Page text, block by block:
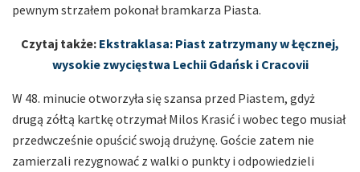
pewnym strzałem pokonał bramkarza Piasta.
Czytaj także: Ekstraklasa: Piast zatrzymany w Łęcznej,
wysokie zwycięstwa Lechii Gdańsk i Cracovii
W 48. minucie otworzyła się szansa przed Piastem, gdyż
drugą zółtą kartkę otrzymał Milos Krasić i wobec tego musiał
przedwcześnie opuścić swoją drużynę. Goście zatem nie
zamierzali rezygnować z walki o punkty i odpowiedzieli